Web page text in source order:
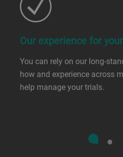
Our experience for
You can rely on our long-
how and experience across
help manage your trials.